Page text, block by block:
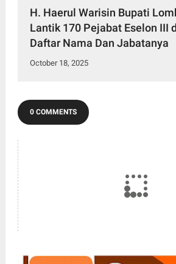
H. Haerul Warisin Bupati
Lantik 170 Pejabat Eselon III
Daftar Nama Dan Jabatanya
October 18, 2025
0 COMMENTS